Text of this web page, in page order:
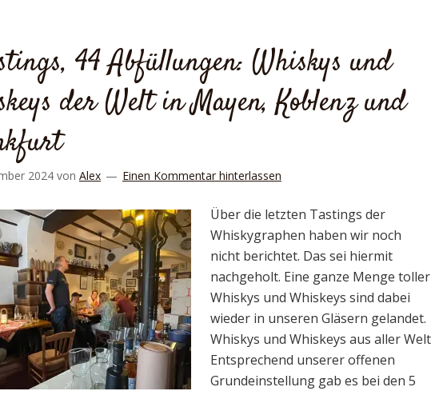
44 Abfüllungen: Whiskys und
der Welt in Mayen, Koblenz und
2024 von Alex Einen Kommentar hinterlassen
Über die letzten Tastings der
Whiskygraphen haben wir noch
nicht berichtet. Das sei hiermit
nachgeholt. Eine ganze Menge toller
Whiskys und Whiskeys sind dabei
wieder in unseren Gläsern gelandet.
Whiskys und Whiskeys aus aller Welt
Entsprechend unserer offenen
Grundeinstellung gab es bei den 5